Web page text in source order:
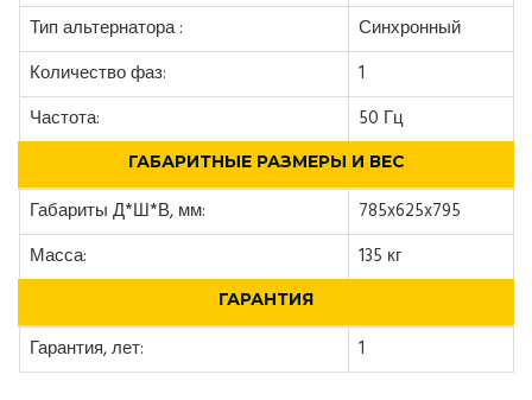
Тип альтернатора :
Синхронный
Количество фаз:
1
Частота:
50 Гц
ГАБАРИТНЫЕ РАЗМЕРЫ И ВЕС
Габариты Д*Ш*В, мм:
785x625x795
Масса:
135 кг
ГАРАНТИЯ
Гарантия, лет: 1